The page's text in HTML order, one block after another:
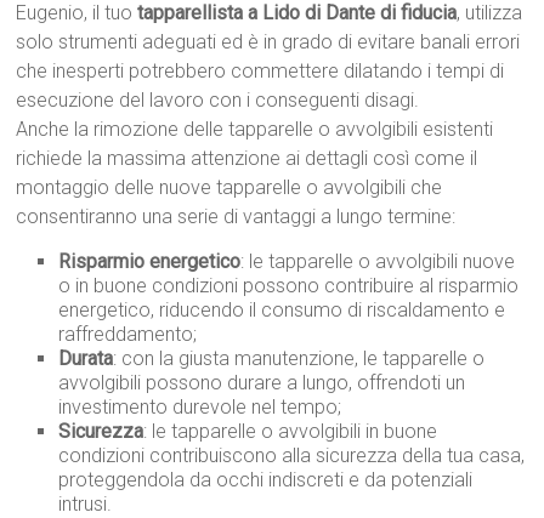
Eugenio, il tuotapparellista a Lido di Dante di fiducia, utilizza
solo strumenti adeguati ed è in grado di evitare banali errori
che inesperti potrebbero commettere dilatando i tempi di
esecuzione del lavoro con i conseguenti disagi.
Anche la rimozione delle tapparelle o avvolgibili esistenti
richiede la massima attenzione ai dettagli così come il
montaggio delle nuove tapparelle o avvolgibili che
consentiranno una serie di vantaggi a lungo termine:
Risparmio energetico: le tapparelle o avvolgibili nuove
o in buone condizioni possono contribuire al risparmio
energetico, riducendo il consumo di riscaldamento e
raffreddamento;
Durata: con la giusta manutenzione, le tapparelle o
avvolgibili possono durare a lungo, offrendoti un
investimento durevole nel tempo;
Sicurezza: le tapparelle o avvolgibili in buone
condizioni contribuiscono alla sicurezza della tua casa,
proteggendola da occhi indiscreti e da potenziali
intrusi.